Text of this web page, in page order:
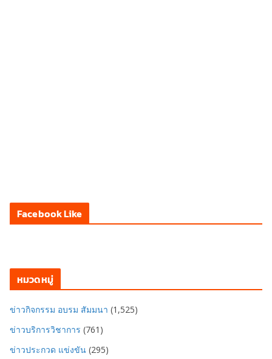
Facebook Like
หมวดหมู่
ข่าวกิจกรรม อบรม สัมมนา (1,525)
ข่าวบริการวิชาการ (761)
ข่าวประกวด แข่งขัน (295)